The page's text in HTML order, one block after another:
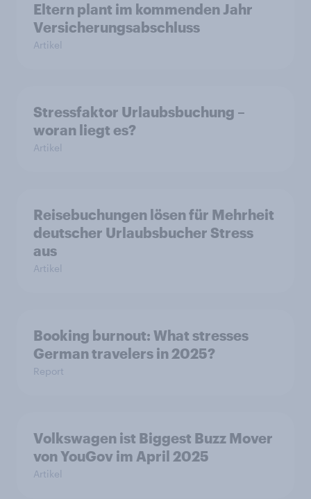
Eltern plant im kommenden Jahr
Versicherungsabschluss
Artikel
Stressfaktor Urlaubsbuchung –
woran liegt es?
Artikel
Reisebuchungen lösen für Mehrheit
deutscher Urlaubsbucher Stress
aus
Artikel
Booking burnout: What stresses
German travelers in 2025?
Report
Volkswagen ist Biggest Buzz Mover
von YouGov im April 2025
Artikel